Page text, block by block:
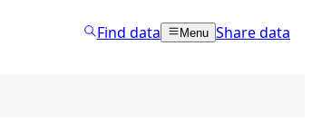
Find data Menu Share data